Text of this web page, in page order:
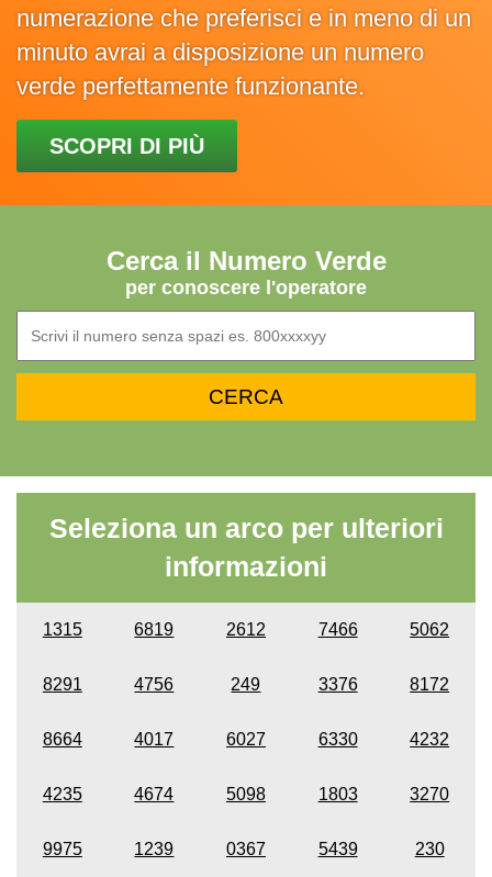
numerazione che preferisci e in meno di un
minuto avrai a disposizione un numero
verde perfettamente funzionante.
SCOPRI DI PIÙ
Cerca il Numero Verde
per conoscere l'operatore
Seleziona un arco per ulteriori
informazioni
1315 6819 2612 7466 5062
8291 4756 249 3376 8172
8664 4017 6027 6330 4232
4235 4674 5098 1803 3270
9975 1239 0367 5439 230